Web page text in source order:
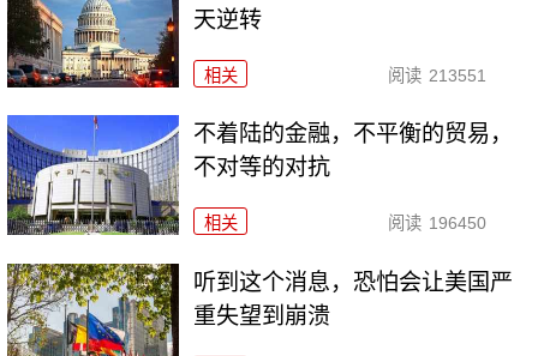
天逆转
相关 阅读 213551
不着陆的金融，不平衡的贸易，
不对等的对抗
相关 阅读 196450
听到这个消息，恐怕会让美国严
重失望到崩溃